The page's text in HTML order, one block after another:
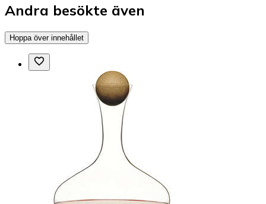
Andra besökte även
Hoppa över innehållet